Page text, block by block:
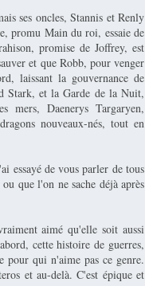
ses oncles, Stannis et Renly
promu Main du roi, essaie de
promise de Joffrey, est
et que Robb, pour venger
laissant la gouvernance de
Stark, et la Garde de la Nuit,
mers, Daenerys Targaryen,
nouveaux-nés, tout en
essayé de vous parler de tous
que l'on ne sache déjà après
aimé qu'elle soit aussi
cette histoire de guerres,
pour qui n'aime pas ce genre.
et au-delà. C'est épique et